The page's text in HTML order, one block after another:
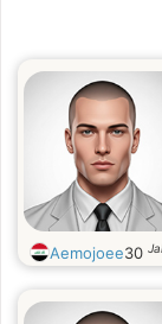
Aemojoee30